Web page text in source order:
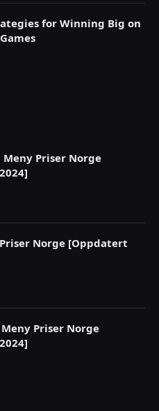
for Winning Big on
Priser Norge
Norge [Oppdatert
Priser Norge